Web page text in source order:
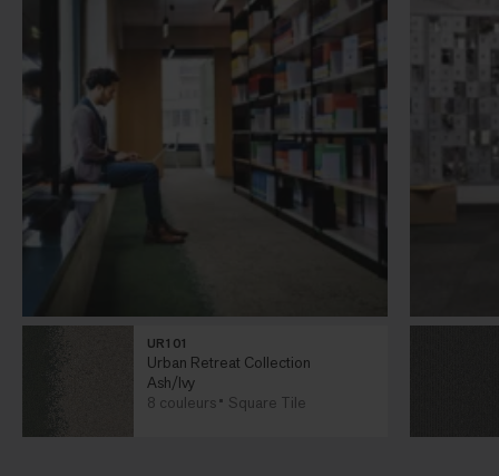
UR101
Urban Retreat Collection
Ash/Ivy
8 couleurs
Square Tile